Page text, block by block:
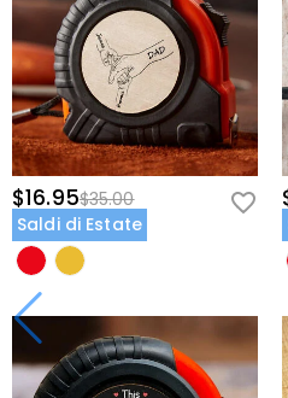
$16.95$35.00
Saldi di Estate